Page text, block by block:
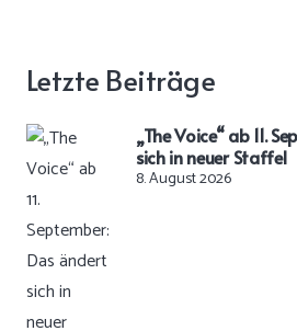
Letzte Beiträge
„The Voice“ ab 11.
sich in neuer Staffel
8. August 2026